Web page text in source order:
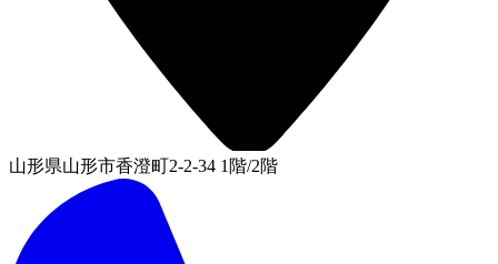
山形県山形市香澄町2-2-34 1階/2階